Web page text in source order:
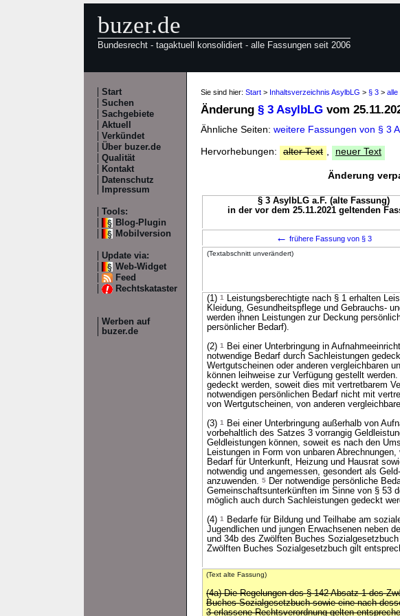
buzer.de
Bundesrecht - tagaktuell konsolidiert - alle Fassungen seit 2006
Start
Suchen
Sachgebiete
Aktuell
Verkündet
Über buzer.de
Qualität
Kontakt
Datenschutz
Impressum
Tools:
Blog-Plugin
Mobilversion
Update via:
Web-Widget
Feed
Rechtskataster
Werben auf
buzer.de
Sie sind hier: Start > Inhaltsverzeichnis AsylbLG > § 3 > alle
Änderung § 3 AsylbLG vom
Ähnliche Seiten: weitere Fassungen von § 3
Hervorhebungen:
alter Text neuer Text
Änderung
§ 3 AsylbLG a.F. (alte Fassung)
in der vor dem 25.11.2021 geltenden
← frühere Fassung von § 3
(Textabschnitt unverändert)
(1) 1
Leistungsberechtigte nach § 1 erhalten
Kleidung, Gesundheitspflege und Gebrauchs-
werden ihnen Leistungen zur Deckung
persönlicher Bedarf).
(2) 1
Bei einer Unterbringung in
notwendige Bedarf durch Sachleistungen
Wertgutscheinen oder anderen vergleichbaren
können leihweise zur Verfügung gestellt werden.
gedeckt werden, soweit dies mit vertretbarem
notwendigen persönlichen Bedarf nicht mit
von Wertgutscheinen, von anderen
(3) 1
Bei einer Unterbringung außerhalb von
vorbehaltlich des Satzes 3 vorrangig
Geldleistungen können, soweit es nach den
Leistungen in Form von unbaren
Bedarf für Unterkunft, Heizung und Hausrat
notwendig und angemessen, gesondert als
anzuwenden. 5 Der notwendige persönliche
Gemeinschaftsunterkünften im Sinne von § 53
möglich auch durch Sachleistungen gedeckt
(4) 1
Bedarfe für Bildung und Teilhabe am
Jugendlichen und jungen Erwachsenen neben
und 34b des Zwölften Buches
Zwölften Buches Sozialgesetzbuch gilt
(Text alte Fassung)
(4a) Die Regelungen des § 142 Absatz 1 des
Buches Sozialgesetzbuch sowie eine nach
3 erlassene Rechtsverordnung gelten